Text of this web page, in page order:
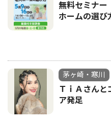
無料セミナ
ホームの選び
茅ヶ崎・寒川
ＴｉＡさんと
ア発足